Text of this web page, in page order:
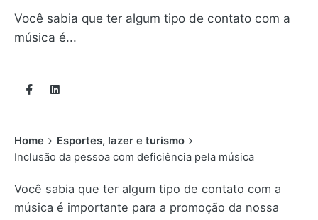
Você sabia que ter algum tipo de contato com a
música é...
Home
Esportes, lazer e turismo
Inclusão da pessoa com deficiência pela música
Você sabia que ter algum tipo de contato com a
música é importante para a promoção da nossa